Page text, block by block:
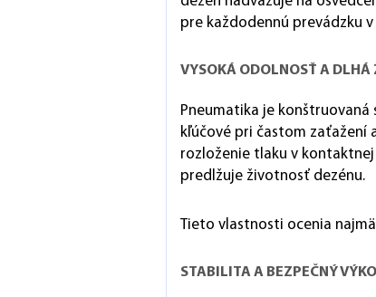
pre každodennú prevádzku
VYSOKÁ ODOLNOSŤ A DLHÁ
Pneumatika je
kľúčové pri častom zaťažení
rozloženie tlaku v
predlžuje životnosť dezénu.
Tieto vlastnosti ocenia
STABILITA A BEZPEČNÝ